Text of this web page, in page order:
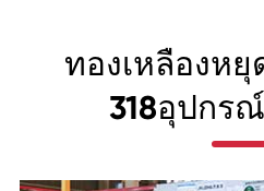
ทองเหลืองหยุ
318อุปกร